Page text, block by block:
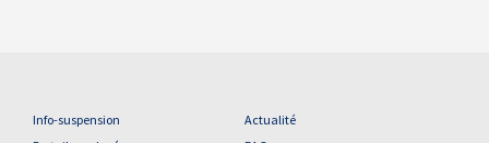
Info-suspension
Actualité